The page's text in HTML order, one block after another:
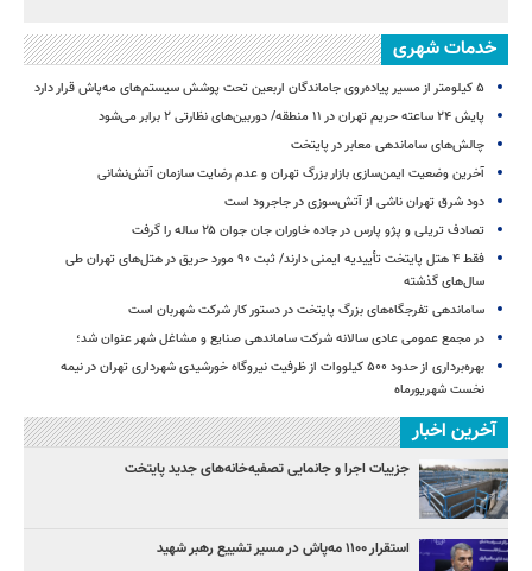
خدمات شهری
۵ کیلومتر از مسیر پیاده‌روی جاماندگان اربعین تحت پوشش سیستم‌های مه‌پاش قرار دارد
پایش ۲۴ ساعته حریم تهران در ۱۱ منطقه/ دوربین‌های نظارتی ۲ برابر می‌شود
چالش‌های ساماندهی معابر در پایتخت
آخرین وضعیت ایمن‌سازی بازار بزرگ تهران و عدم رضایت سازمان آتش‌نشانی
دود شرق تهران ناشی از آتش‌سوزی در جاجرود است
تصادف تریلی و پژو پارس در جاده خاوران جان جوان ۲۵ ساله را گرفت
فقط ۴ هتل پایتخت تأییدیه ایمنی دارند/ ثبت ۹۰ مورد حریق در هتل‌های تهران طی
سال‌های گذشته
ساماندهی تفرجگاه‌های بزرگ پایتخت در دستور کار شرکت شهربان است
در مجمع عمومی عادی سالانه شرکت ساماندهی صنایع و مشاغل شهر عنوان شد؛
بهره‌برداری از حدود ۵۰۰ کیلووات از ظرفیت نیروگاه خورشیدی شهرداری تهران در نیمه
نخست شهریورماه
آخرین اخبار
جزییات اجرا و جانمایی تصفیه‌خانه‌های جدید پایتخت
استقرار ۱۱۰۰ مه‌پاش در مسیر تشییع رهبر شهید